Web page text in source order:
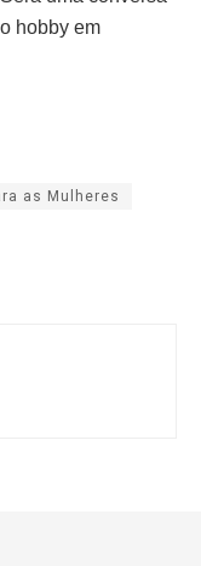
hobby em
as Mulheres